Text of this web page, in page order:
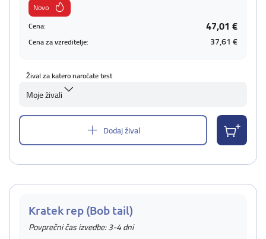
Novo
Cena:
47,01 €
Cena za vzreditelje: 37,61 €
Žival za katero naročate test
Moje živali
Dodaj žival
Kratek rep (Bob tail)
Povprečni čas izvedbe: 3-4 dni